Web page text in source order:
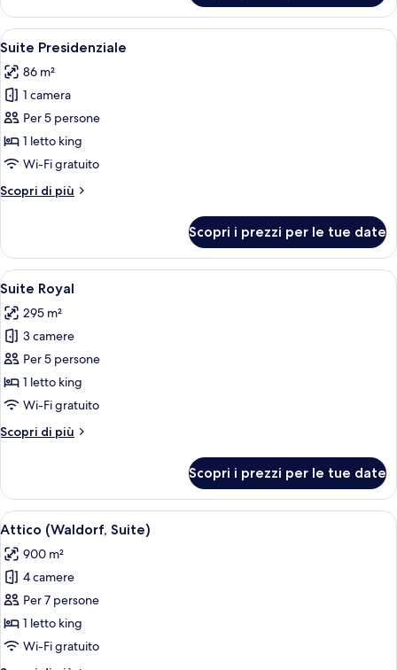
Premier,
letto
Apri
tutte
le
foto
per
Suite
Presidenziale
Camera d'albergo moderna con
8
Suite Presidenziale
86 m²
1 camera
Per 5 persone
1 letto king
Wi-Fi gratuito
Scopri di più
Altri
Presidenziale
Scopri i prezzi per le tue date
Apri
tutte
le
foto
per
Suite
Royal
Biancheria da letto di alta qualità,
7
Suite Royal
295 m²
3 camere
Per 5 persone
1 letto king
Wi-Fi gratuito
Scopri di più
Altri
Royal
Scopri i prezzi per le tue date
Apri
tutte
le
foto
per
Attico
(Waldorf,
Un bagno moderno con uno
2
Attico (Waldorf, Suite)
900 m²
4 camere
Per 7 persone
1 letto king
Wi-Fi gratuito